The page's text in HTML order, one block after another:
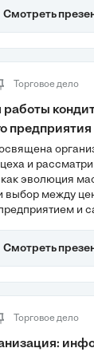
Смотреть
Торговое дело
цеха
цеха и
как эволюция
выбор между
и
для повышения
Смотреть
Торговое дело